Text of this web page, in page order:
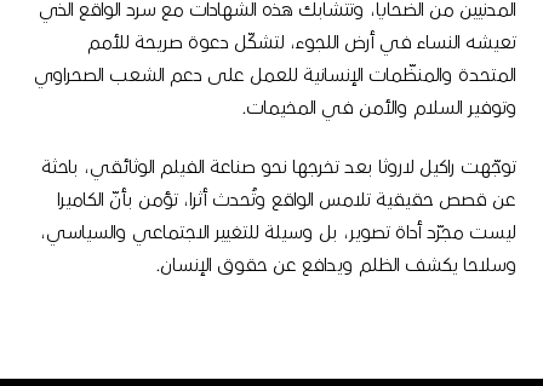
المدنيين من الضحايا، وتتشابك هذه الشهادات مع سرد الواقع الذي
تعيشه النساء في أرض اللجوء، لتشكّل دعوة صريحة للأمم
المتحدة والمنظّمات الإنسانية للعمل على دعم الشعب الصحراوي
وتوفير السلام والأمن في المخيمات.
توجّهت راكيل لاروثا بعد تخرجها نحو صناعة الفيلم الوثائقي، باحثة
عن قصص حقيقية تلامس الواقع وتُحدث أثرا، تؤمن بأنّ الكاميرا
ليست مجرّد أداة تصوير، بل وسيلة للتغيير الاجتماعي والسياسي،
وسلاحا يكشف الظلم ويدافع عن حقوق الإنسان.